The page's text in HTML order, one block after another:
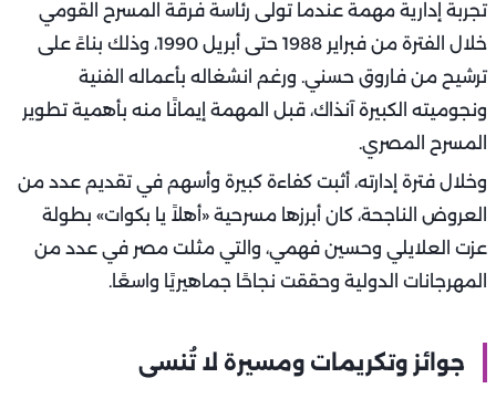
تجربة إدارية مهمة عندما تولى رئاسة فرقة المسرح القومي
خلال الفترة من فبراير 1988 حتى أبريل 1990، وذلك بناءً على
ترشيح من فاروق حسني. ورغم انشغاله بأعماله الفنية
ونجوميته الكبيرة آنذاك، قبل المهمة إيمانًا منه بأهمية تطوير
المسرح المصري.
وخلال فترة إدارته، أثبت كفاءة كبيرة وأسهم في تقديم عدد من
العروض الناجحة، كان أبرزها مسرحية «أهلاً يا بكوات» بطولة
عزت العلايلي وحسين فهمي، والتي مثلت مصر في عدد من
المهرجانات الدولية وحققت نجاحًا جماهيريًا واسعًا.
جوائز وتكريمات ومسيرة لا تُنسى